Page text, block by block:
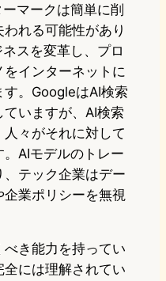
マークは簡単に削
れる可能性があり
スを変革し、プロ
インターネットに
。GoogleはAI検索
いますが、AI検索
々がそれに対して
AIモデルのトレー
テック企業はデー
企業ポリシーを無視
き能力を持ってい
には理解されてい